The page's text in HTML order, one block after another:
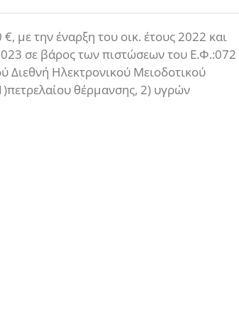
με την έναρξη του οικ. έτους 2022 και
σε βάρος των πιστώσεων του Ε.Φ.:072
Διεθνή Ηλεκτρονικού Μειοδοτικού
θέρμανσης, 2) υγρών